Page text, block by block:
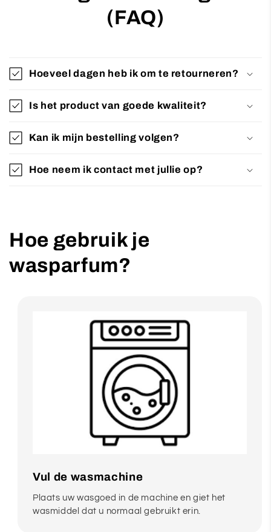
(FAQ)
Hoeveel dagen heb ik om te retourneren?
Is het product van goede kwaliteit?
Kan ik mijn bestelling volgen?
Hoe neem ik contact met jullie op?
Hoe gebruik je
wasparfum?
Vul de wasmachine
Plaats uw wasgoed in de machine en giet het
wasmiddel dat u normaal gebruikt erin.